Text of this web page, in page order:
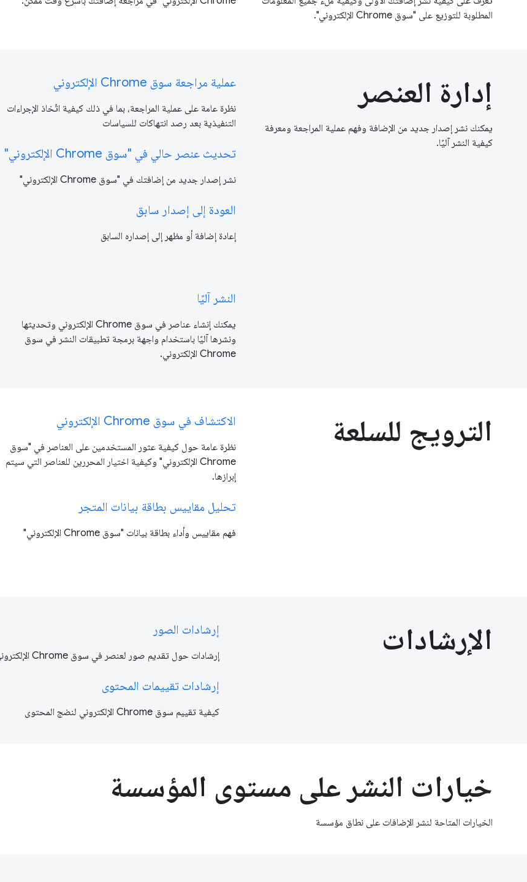
المطلوبة للتوزيع على "سوق Chrome الإلكتروني".
إدارة العنصر
يمكنك نشر إصدار جديد من الإضافة وفهم عملية المراجعة ومعرفة
كيفية النشر آليًا.
عملية مراجعة سوق Chrome الإلكتروني
نظرة عامة على عملية المراجعة، بما في ذلك كيفية اتّخاذ الإجراءات
التنفيذية بعد رصد انتهاكات للسياسات
تحديث عنصر حالي في "سوق Chrome الإلكتروني"
نشر إصدار جديد من إضافتك في "سوق Chrome الإلكتروني"
العودة إلى إصدار سابق
إعادة إضافة أو مظهر إلى إصداره السابق
النشر آليًا
يمكنك إنشاء عناصر في سوق Chrome الإلكتروني وتحديثها
ونشرها آليًا باستخدام واجهة برمجة تطبيقات النشر في سوق
Chrome الإلكتروني.
الترويج للسلعة الاكتشاف في سوق Chrome الإلكتروني
نظرة عامة حول كيفية عثور المستخدمين على العناصر في "سوق
Chrome الإلكتروني" وكيفية اختيار المحررين للعناصر التي سيتم
إبرازها.
تحليل مقاييس بطاقة بيانات المتجر
فهم مقاييس وأداء بطاقة بيانات "سوق Chrome الإلكتروني"
الإرشادات إرشادات الصور
إرشادات حول تقديم صور لعنصر في سوق Chrome الإلكتروني
إرشادات تقييمات المحتوى
كيفية تقييم سوق Chrome الإلكتروني لنضج المحتوى
خيارات النشر على مستوى المؤسسة
الخيارات المتاحة لنشر الإضافات على نطاق مؤسسة